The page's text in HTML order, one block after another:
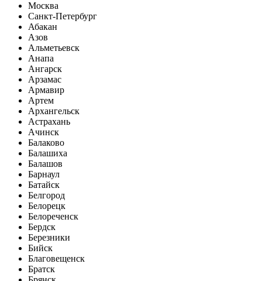
Москва
Санкт-Петербург
Абакан
Азов
Альметьевск
Анапа
Ангарск
Арзамас
Армавир
Артем
Архангельск
Астрахань
Ачинск
Балаково
Балашиха
Балашов
Барнаул
Батайск
Белгород
Белорецк
Белореченск
Бердск
Березники
Бийск
Благовещенск
Братск